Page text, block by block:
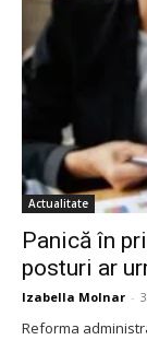
Actualitate
Panică în
posturi ar
Izabella Molnar -
Reforma